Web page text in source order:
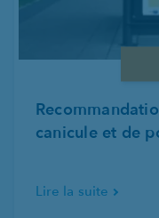
canicule et de
Lire la suite